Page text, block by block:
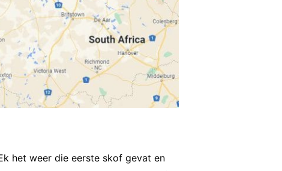
het weer die eerste skof gevat en